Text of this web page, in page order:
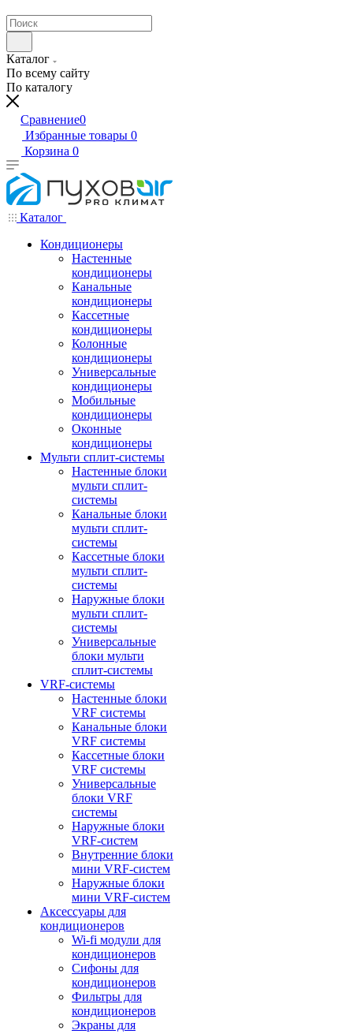
Каталог
По всему сайту
По каталогу
Сравнение0
Избранные товары 0
Корзина 0
Каталог
Кондиционеры
Настенные
кондиционеры
Канальные
кондиционеры
Кассетные
кондиционеры
Колонные
кондиционеры
Универсальные
кондиционеры
Мобильные
кондиционеры
Оконные
кондиционеры
Мульти сплит-системы
Настенные блоки
мульти сплит-
системы
Канальные блоки
мульти сплит-
системы
Кассетные блоки
мульти сплит-
системы
Наружные блоки
мульти сплит-
системы
Универсальные
блоки мульти
сплит-системы
VRF-системы
Настенные блоки
VRF системы
Канальные блоки
VRF системы
Кассетные блоки
VRF системы
Универсальные
блоки VRF
системы
Наружные блоки
VRF-систем
Внутренние блоки
мини VRF-систем
Наружные блоки
мини VRF-систем
Аксессуары для
кондиционеров
Wi-fi модули для
кондиционеров
Сифоны для
кондиционеров
Фильтры для
кондиционеров
Экраны для